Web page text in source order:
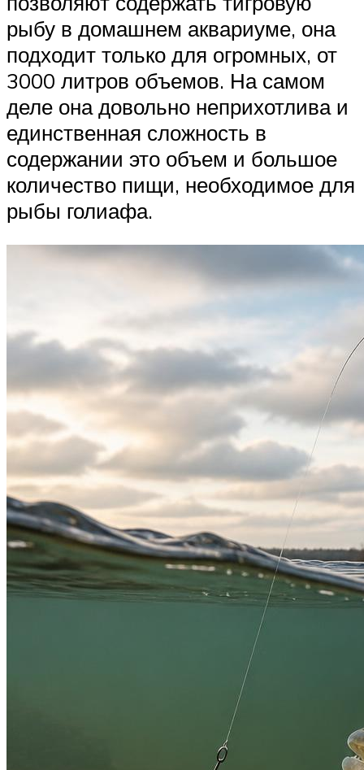
рыбу в домашнем аквариуме, она
подходит только для огромных, от
3000 литров объемов. На самом
деле она довольно неприхотлива и
единственная сложность в
содержании это объем и большое
количество пищи, необходимое для
рыбы голиафа.